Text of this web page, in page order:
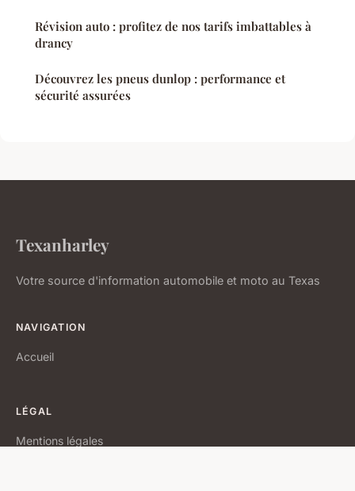
Révision auto : profitez de nos tarifs imbattables à
drancy
Découvrez les pneus dunlop : performance et
sécurité assurées
Texanharley
Votre source d'information automobile et moto au Texas
NAVIGATION
Accueil
LÉGAL
Mentions légales